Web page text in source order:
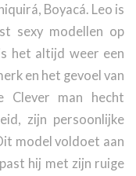
Boyacá. Leo is
sexy modellen op
het altijd weer een
en het gevoel van
Clever man hecht
zijn persoonlijke
model voldoet aan
hij met zijn ruige